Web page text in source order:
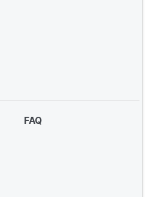
FAQ